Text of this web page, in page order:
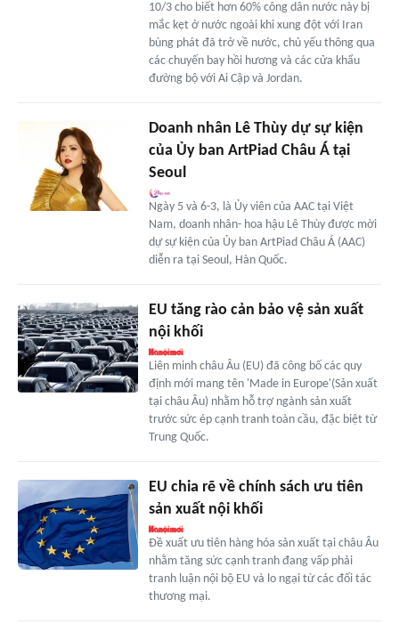
10/3 cho biết hơn 60% công dân nước này bị
mắc kẹt ở nước ngoài khi xung đột với Iran
bùng phát đã trở về nước, chủ yếu thông qua
các chuyến bay hồi hương và các cửa khẩu
đường bộ với Ai Cập và Jordan.
Doanh nhân Lê Thùy dự sự kiện
của Ủy ban ArtPiad Châu Á tại
Seoul
Ngày 5 và 6-3, là Ủy viên của AAC tại Việt
Nam, doanh nhân- hoa hậu Lê Thùy được mời
dự sự kiện của Ủy ban ArtPiad Châu Á (AAC)
diễn ra tại Seoul, Hàn Quốc.
EU tăng rào cản bảo vệ sản xuất
nội khối
Liên minh châu Âu (EU) đã công bố các quy
định mới mang tên 'Made in Europe'(Sản xuất
tại châu Âu) nhằm hỗ trợ ngành sản xuất
trước sức ép cạnh tranh toàn cầu, đặc biệt từ
Trung Quốc.
EU chia rẽ về chính sách ưu tiên
sản xuất nội khối
Đề xuất ưu tiên hàng hóa sản xuất tại châu Âu
nhằm tăng sức cạnh tranh đang vấp phải
tranh luận nội bộ EU và lo ngại từ các đối tác
thương mại.